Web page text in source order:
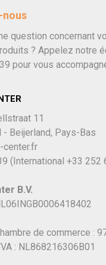
question concernant
? Appelez notre
pour vous
11
- Beijerland, Pays-Bas
center.fr
(International +33 252
B.V.
de commerce :
: NL868216306B01